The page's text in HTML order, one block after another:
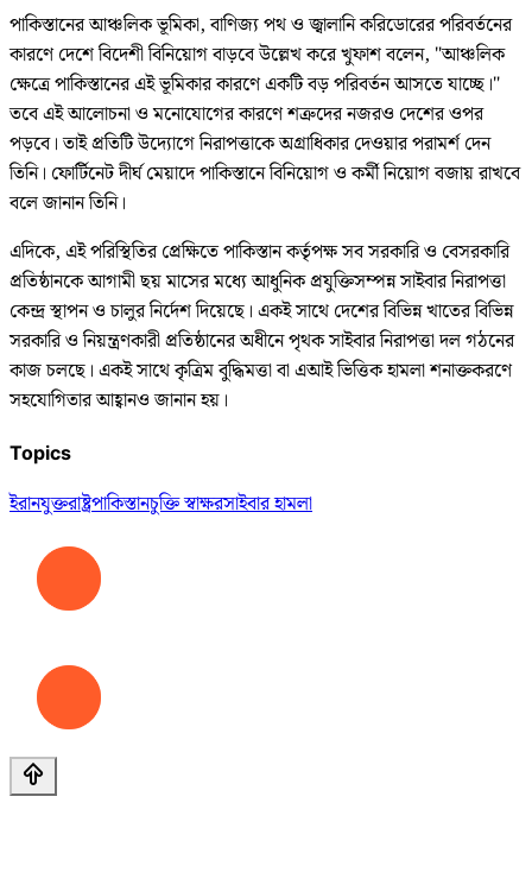
পাকিস্তানের আঞ্চলিক ভূমিকা, বাণিজ্য পথ ও জ্বালানি করিডোরের পরিবর্তনের
কারণে দেশে বিদেশী বিনিয়োগ বাড়বে উল্লেখ করে খুফাশ বলেন, "আঞ্চলিক
ক্ষেত্রে পাকিস্তানের এই ভূমিকার কারণে একটি বড় পরিবর্তন আসতে যাচ্ছে।"
তবে এই আলোচনা ও মনোযোগের কারণে শত্রুদের নজরও দেশের ওপর
পড়বে। তাই প্রতিটি উদ্যোগে নিরাপত্তাকে অগ্রাধিকার দেওয়ার পরামর্শ দেন
তিনি। ফোর্টিনেট দীর্ঘ মেয়াদে পাকিস্তানে বিনিয়োগ ও কর্মী নিয়োগ বজায় রাখবে
বলে জানান তিনি।
এদিকে, এই পরিস্থিতির প্রেক্ষিতে পাকিস্তান কর্তৃপক্ষ সব সরকারি ও বেসরকারি
প্রতিষ্ঠানকে আগামী ছয় মাসের মধ্যে আধুনিক প্রযুক্তিসম্পন্ন সাইবার নিরাপত্তা
কেন্দ্র স্থাপন ও চালুর নির্দেশ দিয়েছে। একই সাথে দেশের বিভিন্ন খাতের বিভিন্ন
সরকারি ও নিয়ন্ত্রণকারী প্রতিষ্ঠানের অধীনে পৃথক সাইবার নিরাপত্তা দল গঠনের
কাজ চলছে। একই সাথে কৃত্রিম বুদ্ধিমত্তা বা এআই ভিত্তিক হামলা শনাক্তকরণে
সহযোগিতার আহ্বানও জানান হয়।
Topics
ইরানযুক্তরাষ্ট্রপাকিস্তানচুক্তি স্বাক্ষরসাইবার হামলা